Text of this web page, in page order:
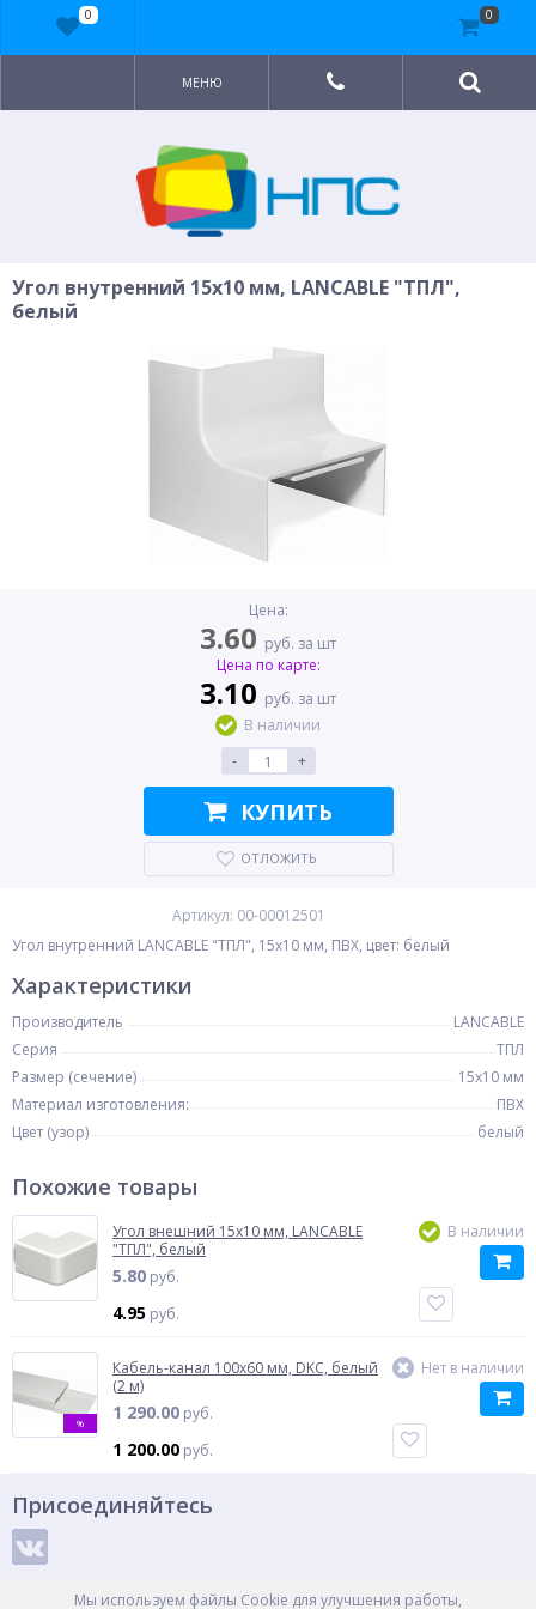
МЕНЮ
Угол внутренний 15x10 мм, LANCABLE "ТПЛ",
белый
Цена:
3.60 руб. за шт
Цена по карте:
3.10 руб. за шт
В наличии
-
+
КУПИТЬ
ОТЛОЖИТЬ
Артикул: 00-00012501
Угол внутренний LANCABLE "ТПЛ", 15x10 мм, ПВХ, цвет: белый
Характеристики
Производитель
LANCABLE
Серия
ТПЛ
Размер (сечение)
15x10 мм
Материал изготовления:
ПВХ
Цвет (узор)
белый
Похожие товары
Угол внешний 15x10 мм, LANCABLE
"ТПЛ", белый
5.80 руб.
4.95 руб.
В наличии
%
Кабель-канал 100x60 мм, DKC, белый
(2 м)
1 290.00 руб.
1 200.00 руб.
Нет в наличии
Мы используем файлы Cookie для улучшения работы,
Присоединяйтесь
Способы оплаты
0 0